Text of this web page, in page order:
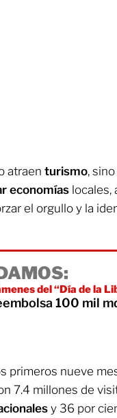
atraen turismo,
economías locales,
el orgullo y la
del “Día de la
100 mil
primeros nueve
7.4 millones de
y 36 por